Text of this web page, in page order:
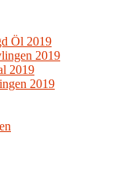
Öl 2019
2019
2019
2019